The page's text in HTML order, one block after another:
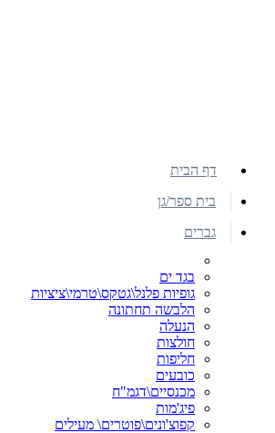
דף הבית
בית ספר/גן
גברים
בגד ים
גופיות פלנל\גטקס\טרמי\ציציות
הלבשה תחתונה
הנעלה
חולצות
חליפות
כובעים
מכנסיים\דגמ"ח
פיג'מות
קפוצ'ונים\פוטרים\ מעילים